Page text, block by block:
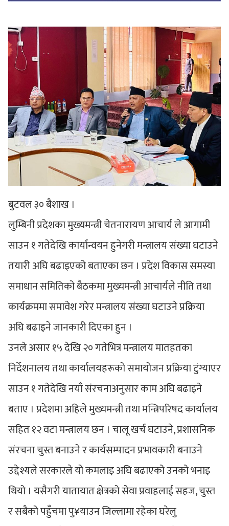
बुटवल ३० बैशाख ।
लुम्बिनी प्रदेशका मुख्यमन्त्री चेतनारायण आचार्य ले आगामी
साउन १ गतेदेखि कार्यान्वयन हुनेगरी मन्त्रालय संख्या घटाउने
तयारी अघि बढाइएको बताएका छन । प्रदेश विकास समस्या
समाधान समितिको बैठकमा मुख्यमन्त्री आचार्यले नीति तथा
कार्यक्रममा समावेश गरेर मन्त्रालय संख्या घटाउने प्रक्रिया
अघि बढाइने जानकारी दिएका हुन ।
उनले असार १५ देखि २० गतेभित्र मन्त्रालय मातहतका
निर्देशनालय तथा कार्यालयहरूको समायोजन प्रक्रिया टुंग्याएर
साउन १ गतेदेखि नयाँ संरचनाअनुसार काम अघि बढाइने
बताए । प्रदेशमा अहिले मुख्यमन्त्री तथा मन्त्रिपरिषद कार्यालय
सहित १२ वटा मन्त्रालय छन । चालू खर्च घटाउने, प्रशासनिक
संरचना चुस्त बनाउने र कार्यसम्पादन प्रभावकारी बनाउने
उद्देश्यले सरकारले यो कमलाइ अघि बढाएको उनको भनाइ
थियो । यसैगरी यातायात क्षेत्रको सेवा प्रवाहलाई सहज, चुस्त
र सबैको पहुँचमा पु¥याउन जिल्लामा रहेका घरेलु